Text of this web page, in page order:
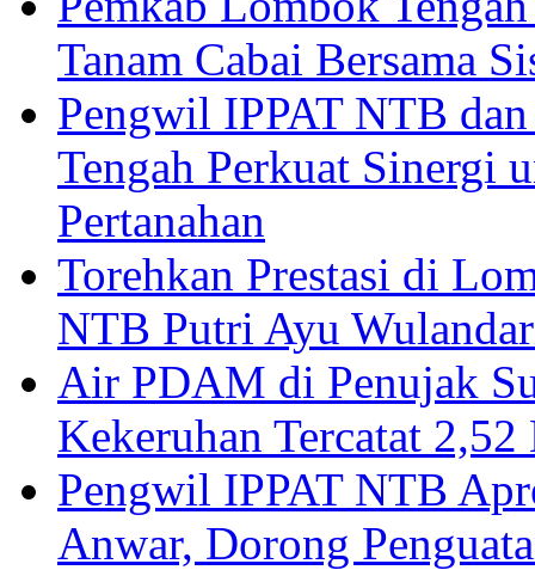
Tanam Cabai Bersama
Pengwil IPPAT NTB
Tengah Perkuat Sinergi
Pertanahan
Torehkan Prestasi di
NTB Putri Ayu
Air PDAM di Penujak
Kekeruhan Tercatat
Pengwil IPPAT NTB
Anwar, Dorong